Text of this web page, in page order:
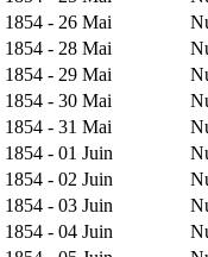
1854 - 26 Mai
1854 - 28 Mai
1854 - 29 Mai
1854 - 30 Mai
1854 - 31 Mai
1854 - 01 Juin
1854 - 02 Juin
1854 - 03 Juin
1854 - 04 Juin